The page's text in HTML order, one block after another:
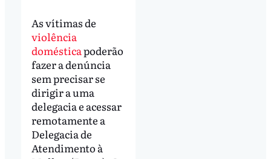
As vítimas de
violência
domésticapoderão
fazer a denúncia
sem precisar se
dirigir a uma
delegacia e acessar
remotamente a
Delegacia de
Atendimento à